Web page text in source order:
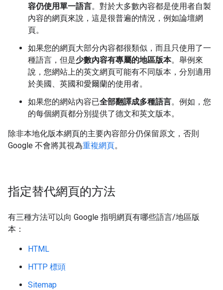
容仍使用單一語言。對於大多數內容都是使用者自製
內容的網頁來說，這是很普遍的情況，例如論壇網
頁。
如果您的網頁大部分內容都很類似，而且只使用了一
種語言，但是少數內容有專屬的地區版本。舉例來
說，您網站上的英文網頁可能有不同版本，分別適用
於美國、英國和愛爾蘭的使用者。
如果您的網站內容已全部翻譯成多種語言。例如，您
的每個網頁都分別提供了德文和英文版本。
除非本地化版本網頁的主要內容部分仍保留原文，否則
Google 不會將其視為重複網頁。
指定替代網頁的方法
有三種方法可以向 Google 指明網頁有哪些語言/地區版
本：
HTML
HTTP 標頭
Sitemap